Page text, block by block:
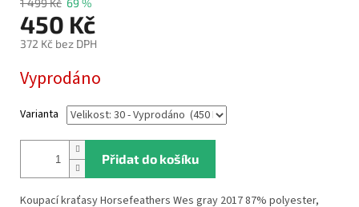
1 499 Kč 69 %
450 Kč
372 Kč bez DPH
cena:
Vyprodáno
Varianta
Přidat do košíku
Koupací kraťasy Horsefeathers Wes gray 2017 87% polyester,